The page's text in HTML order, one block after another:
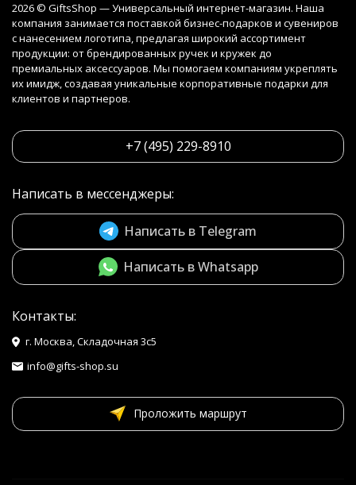
2026 © GiftsShop — Универсальный интернет-магазин. Наша
компания занимается поставкой бизнес-подарков и сувениров
с нанесением логотипа, предлагая широкий ассортимент
продукции: от брендированных ручек и кружек до
премиальных аксессуаров. Мы помогаем компаниям укреплять
их имидж, создавая уникальные корпоративные подарки для
клиентов и партнеров.
+7 (495) 229-8910
Написать в мессенджеры:
Написать в Telegram
Написать в Whatsapp
Контакты:
г. Москва, Складочная 3с5
info@gifts-shop.su
Проложить маршрут